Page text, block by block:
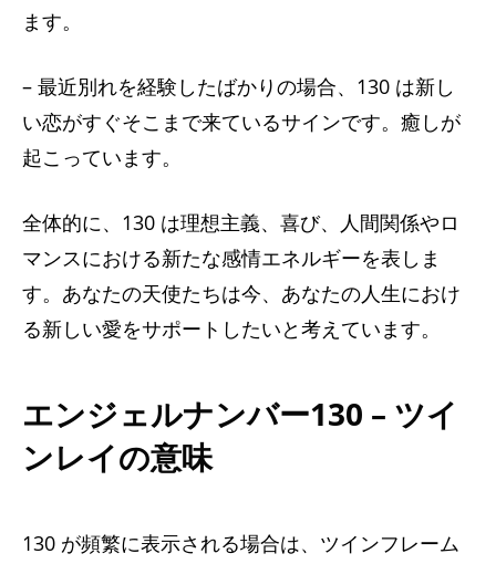
ます。
– 最近別れを経験したばかりの場合、130 は新し
い恋がすぐそこまで来ているサインです。癒しが
起こっています。
全体的に、130 は理想主義、喜び、人間関係やロ
マンスにおける新たな感情エネルギーを表しま
す。あなたの天使たちは今、あなたの人生におけ
る新しい愛をサポートしたいと考えています。
エンジェルナンバー130 – ツイ
ンレイの意味
130 が頻繁に表示される場合は、ツインフレーム